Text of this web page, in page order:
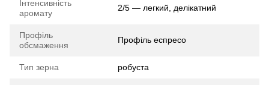
Інтенсивність
аромату
2/5 — легкий, делікатний
Профіль
обсмаження
Профіль еспресо
Тип зерна робуста